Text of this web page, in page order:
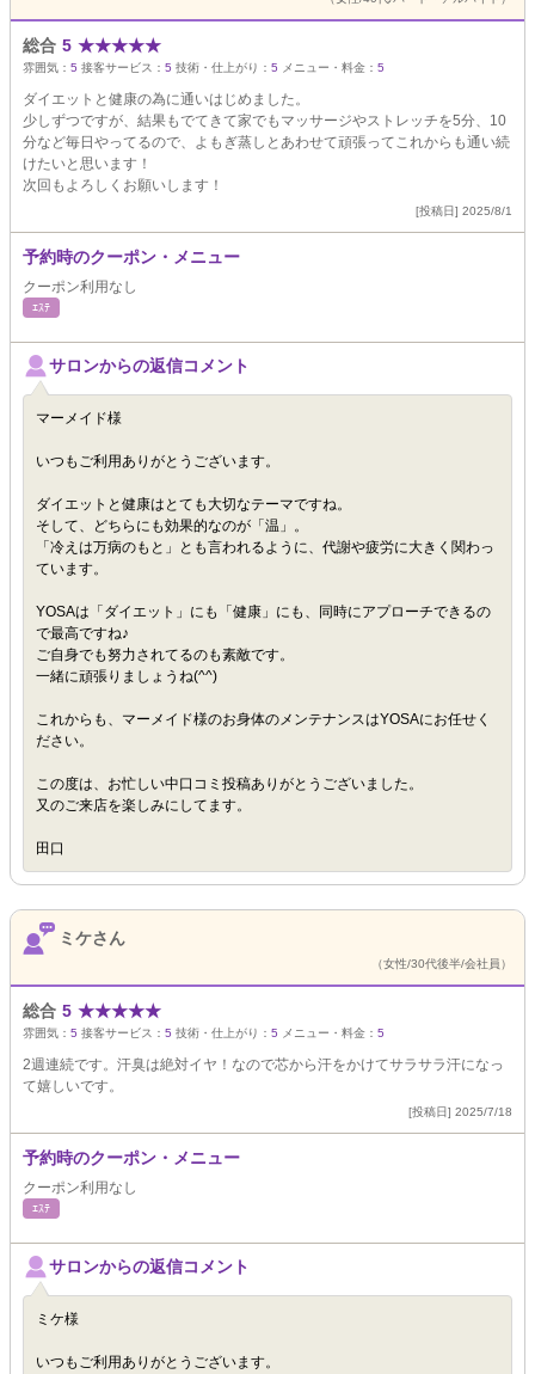
総合 5 ★★★★★
雰囲気： 5 接客サービス： 5 技術・仕上がり： 5 メニュー・料金： 5
ダイエットと健康の為に通いはじめました。
少しずつですが、結果もでてきて家でもマッサージやストレッチを5分、10
分など毎日やってるので、よもぎ蒸しとあわせて頑張ってこれからも通い続
けたいと思います！
次回もよろしくお願いします！
[投稿日] 2025/8/1
予約時のクーポン・メニュー
クーポン利用なし
ｴｽﾃ
サロンからの返信コメント
マーメイド様
いつもご利用ありがとうございます。
ダイエットと健康はとても大切なテーマですね。
そして、どちらにも効果的なのが「温」。
「冷えは万病のもと」とも言われるように、代謝や疲労に大きく関わっ
ています。
YOSAは「ダイエット」にも「健康」にも、同時にアプローチできるの
で最高ですね♪
ご自身でも努力されてるのも素敵です。
一緒に頑張りましょうね(^^)
これからも、マーメイド様のお身体のメンテナンスはYOSAにお任せく
ださい。
この度は、お忙しい中口コミ投稿ありがとうございました。
又のご来店を楽しみにしてます。
田口
ミケさん
（女性/30代後半/会社員）
総合 5 ★★★★★
雰囲気： 5 接客サービス： 5 技術・仕上がり： 5 メニュー・料金： 5
2週連続です。汗臭は絶対イヤ！なので芯から汗をかけてサラサラ汗になっ
て嬉しいです。
[投稿日] 2025/7/18
予約時のクーポン・メニュー
クーポン利用なし
ｴｽﾃ
サロンからの返信コメント
ミケ様
いつもご利用ありがとうございます。